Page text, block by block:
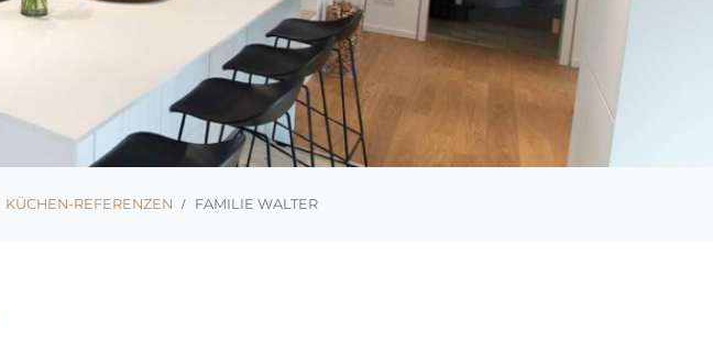
KÜCHEN-REFERENZEN FAMILIE WALTER